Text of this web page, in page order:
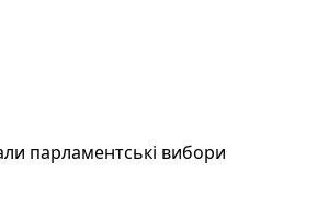
парламентські вибори